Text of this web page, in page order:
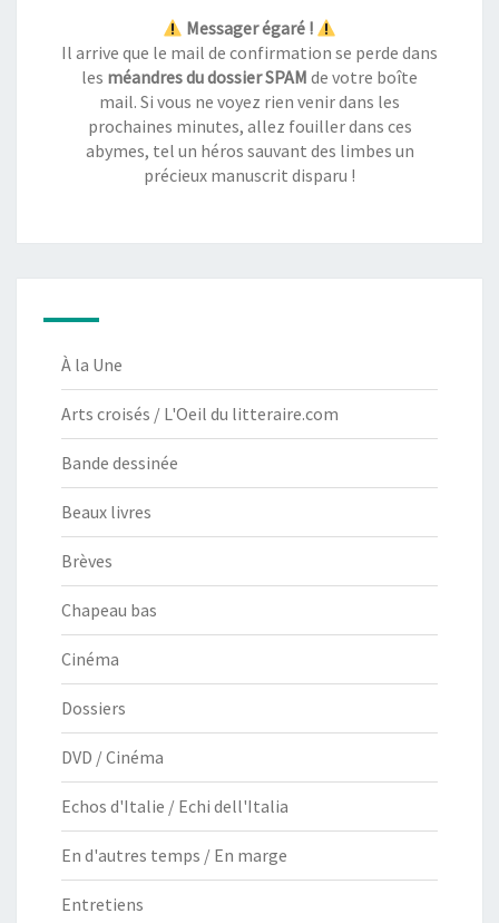
Messager égaré !
Il arrive que le mail de confirmation se perde dans
les méandres du dossier SPAM de votre boîte
mail. Si vous ne voyez rien venir dans les
prochaines minutes, allez fouiller dans ces
abymes, tel un héros sauvant des limbes un
précieux manuscrit disparu !
À la Une
Arts croisés / L'Oeil du litteraire.com
Bande dessinée
Beaux livres
Brèves
Chapeau bas
Cinéma
Dossiers
DVD / Cinéma
Echos d'Italie / Echi dell'Italia
En d'autres temps / En marge
Entretiens